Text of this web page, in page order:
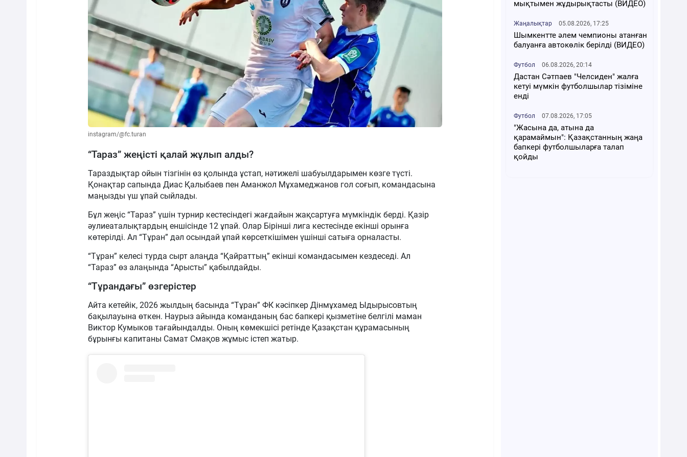
instagram/@fc.turan
“Тараз” жеңісті қалай жұлып алды?
Тараздықтар ойын тізгінін өз қолында ұстап, нәтижелі шабуылдарымен көзге түсті.
Қонақтар сапында Диас Қалыбаев пен Аманжол Мұхамеджанов гол соғып, командасына
маңызды үш ұпай сыйлады.
Бұл жеңіс “Тараз” үшін турнир кестесіндегі жағдайын жақсартуға мүмкіндік берді. Қазір
әулиеаталықтардың еншісінде 12 ұпай. Олар Бірінші лига кестесінде екінші орынға
көтерілді. Ал “Тұран” дәл осындай ұпай көрсеткішімен үшінші сатыға орналасты.
“Тұран” келесі турда сырт алаңда “Қайраттың” екінші командасымен кездеседі. Ал
“Тараз” өз алаңында “Арысты” қабылдайды.
“Тұрандағы” өзгерістер
Айта кетейік, 2026 жылдың басында “Тұран” ФК кәсіпкер Дінмұхамед Ыдырысовтың
бақылауына өткен. Наурыз айында команданың бас бапкері қызметіне белгілі маман
Виктор Кумыков тағайындалды. Оның көмекшісі ретінде Қазақстан құрамасының
бұрынғы капитаны Самат Смақов жұмыс істеп жатыр.
мықтымен жұдырықтасты (ВИДЕО)
Жаңалықтар 05.08.2026, 17:25
Шымкентте әлем чемпионы атанған
балуанға автокөлік берілді (ВИДЕО)
Футбол 06.08.2026, 20:14
Дастан Сәтпаев "Челсиден" жалға
кетуі мүмкін футболшылар тізіміне
енді
Футбол 07.08.2026, 17:05
"Жасына да, атына да
қарамаймын": Қазақстанның жаңа
бапкері футболшыларға талап
қойды